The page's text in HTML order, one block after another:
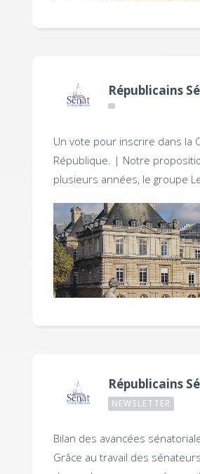
Républicains
Un vote pour inscrire dans la
République. | Notre
plusieurs années, le groupe
Républicains
NEWSLETTER
Bilan des avancées
Grâce au travail des